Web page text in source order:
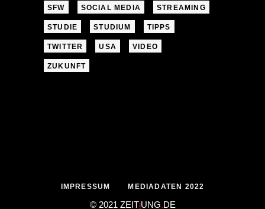
SFW SOCIAL MEDIA STREAMING
STUDIE STUDIUM TIPPS
TWITTER USA VIDEO
ZUKUNFT
IMPRESSUM MEDIADATEN 2022
© 2021 ZEITjUNG.DE